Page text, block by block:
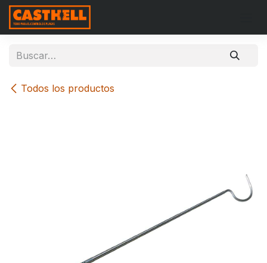
Ir al contenido
Todos los productos